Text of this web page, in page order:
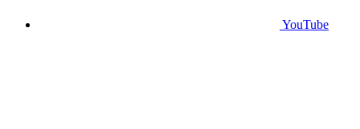
YouTube